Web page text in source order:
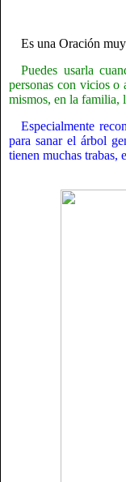
Es una Oración
Puedes usarla
personas con vicios o
mismos, en la familia,
Especialmente
para sanar el árbol
tienen muchas trabas,